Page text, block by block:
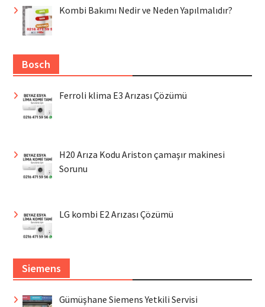
Kombi Bakımı Nedir ve Neden Yapılmalıdır?
Bosch
Ferroli klima E3 Arızası Çözümü
H20 Arıza Kodu Ariston çamaşır makinesi
Sorunu
LG kombi E2 Arızası Çözümü
Siemens
Gümüşhane Siemens Yetkili Servisi